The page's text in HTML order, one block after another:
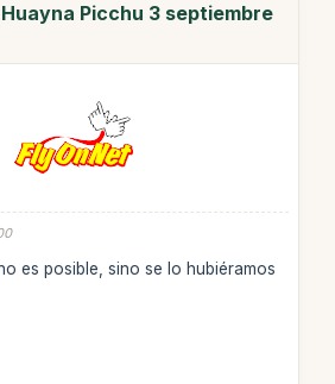
Picchu 3 septiembre
es posible, sino se lo hubiéramos